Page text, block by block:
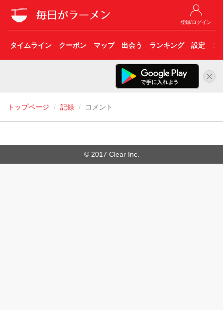
登録/ログイン
タイムライン クーポン マップ 出会う ランキング 設定 こ
トップページ 記録 コメント
© 2017 Clear Inc.